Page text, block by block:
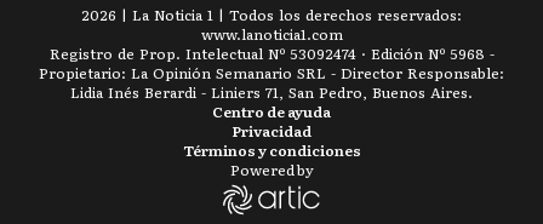
2026 | La Noticia 1 | Todos los derechos reservados:
www.lanoticia1.com
Registro de Prop. Intelectual Nº 53092474 · Edición Nº 5968 -
Propietario: La Opinión Semanario SRL - Director Responsable:
Lidia Inés Berardi - Liniers 71, San Pedro, Buenos Aires.
Términos y condiciones
Privacidad
Centro de ayuda
Powered by